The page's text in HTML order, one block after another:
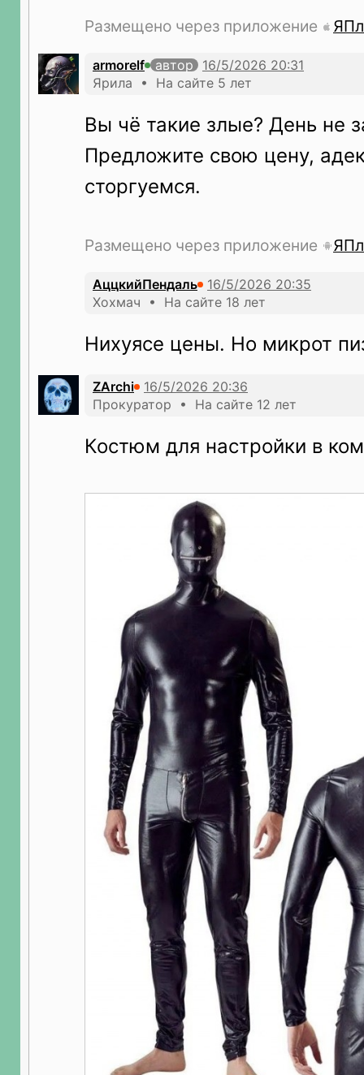
Размещено через приложение
armorelf
автор
Ярила • На сайте 5 лет
Вы чё такие злые? День не
Предложите свою цену,
сторгуемся.
Размещено через приложение
АццкийПендаль
Хохмач • На сайте 18 лет
Нихуясе цены. Но микрот
ZArchi
Прокуратор • На сайте 12 лет
Костюм для настройки в